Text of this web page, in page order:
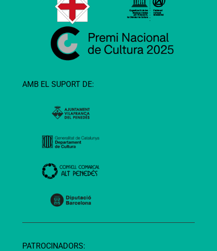
AMB EL SUPORT DE:
PATROCINADORS: